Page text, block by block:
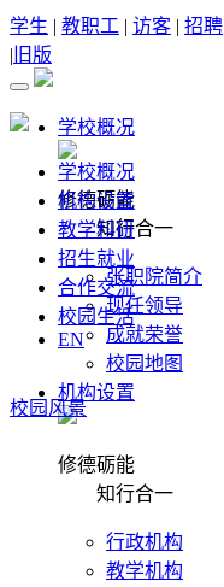
学生 | 教职工 | 访客 | 招聘
| 旧版
学校概况
修德砺能
知行合一
张职院简介
现任领导
成就荣誉
校园地图
机构设置
修德砺能
知行合一
行政机构
教学机构
学校概况
机构设置
教学科研
招生就业
合作交流
校园生活
EN
校园风景